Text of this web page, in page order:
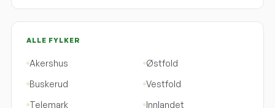
ALLE FYLKER
Akershus
Østfold
Buskerud
Vestfold
Telemark
Innlandet